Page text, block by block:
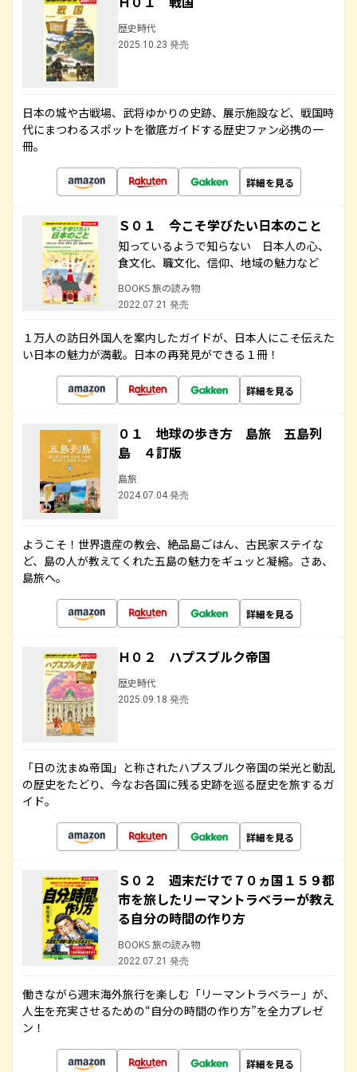
歴史時代
2025.10.23 発売
日本の城や古戦場、武将ゆかりの史跡、展示施設など、戦国時
代にまつわるスポットを徹底ガイドする歴史ファン必携の一
冊。
詳細を見る
Ｓ０１ 今こそ学びたい日本のこと
知っているようで知らない 日本人の心、
食文化、職文化、信仰、地域の魅力など
BOOKS 旅の読み物
2022.07.21 発売
１万人の訪日外国人を案内したガイドが、日本人にこそ伝えた
い日本の魅力が満載。日本の再発見ができる１冊！
詳細を見る
０１ 地球の歩き方 島旅 五島列
島 ４訂版
島旅
2024.07.04 発売
ようこそ！世界遺産の教会、絶品島ごはん、古民家ステイな
ど、島の人が教えてくれた五島の魅力をギュッと凝縮。さあ、
島旅へ。
詳細を見る
Ｈ０２ ハプスブルク帝国
歴史時代
2025.09.18 発売
「日の沈まぬ帝国」と称されたハプスブルク帝国の栄光と動乱
の歴史をたどり、今なお各国に残る史跡を巡る歴史を旅するガ
イド。
詳細を見る
Ｓ０２ 週末だけで７０ヵ国１５９都
市を旅したリーマントラベラーが教え
る自分の時間の作り方
BOOKS 旅の読み物
2022.07.21 発売
働きながら週末海外旅行を楽しむ「リーマントラベラー」が、
人生を充実させるための“自分の時間の作り方”を全力プレゼ
ン！
詳細を見る